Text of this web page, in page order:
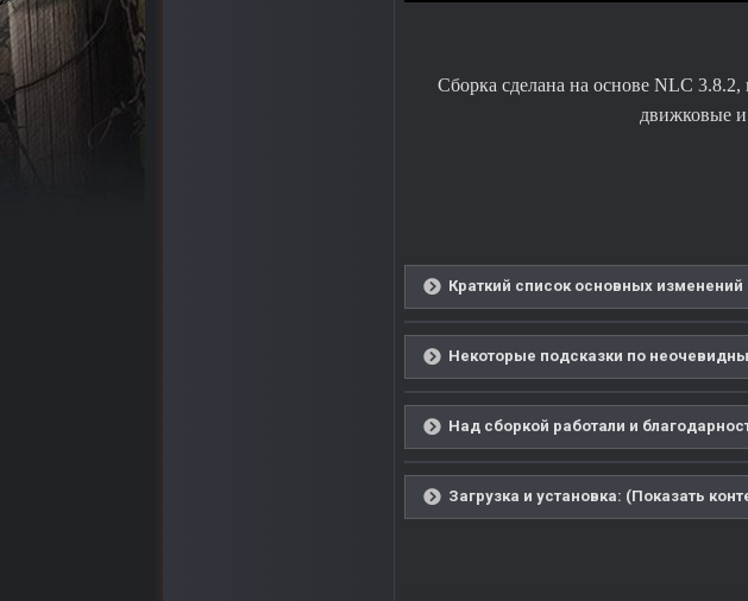
Сборка сделана на основе NLC
движковые
Краткий список основных изменений
Некоторые подсказки по
Над сборкой работали и
Загрузка и установка: (Показать